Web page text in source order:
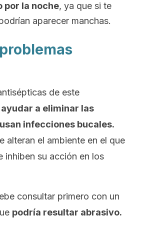
por la noche, ya que si te
aparecer manchas.
de este
a eliminar las
infecciones bucales.
alteran el ambiente en el que
inhiben su acción en los
consultar primero con un
podría resultar abrasivo.